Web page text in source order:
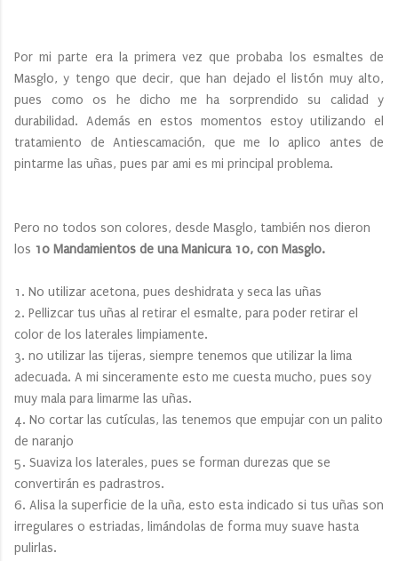
Por mi parte era la primera vez que probaba los esmaltes de
Masglo, y tengo que decir, que han dejado el listón muy alto,
pues como os he dicho me ha sorprendido su calidad y
durabilidad. Además en estos momentos estoy utilizando el
tratamiento de Antiescamación, que me lo aplico antes de
pintarme las uñas, pues par ami es mi principal problema.
Pero no todos son colores, desde Masglo, también nos dieron
los 10 Mandamientos de una Manicura 10, con Masglo.
1. No utilizar acetona, pues deshidrata y seca las uñas
2. Pellizcar tus uñas al retirar el esmalte, para poder retirar el
color de los laterales limpiamente.
3. no utilizar las tijeras, siempre tenemos que utilizar la lima
adecuada. A mi sinceramente esto me cuesta mucho, pues soy
muy mala para limarme las uñas.
4. No cortar las cutículas, las tenemos que empujar con un palito
de naranjo
5. Suaviza los laterales, pues se forman durezas que se
convertirán es padrastros.
6. Alisa la superficie de la uña, esto esta indicado si tus uñas son
irregulares o estriadas, limándolas de forma muy suave hasta
pulirlas.